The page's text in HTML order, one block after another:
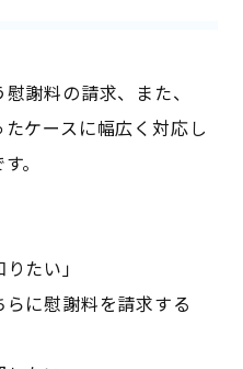
謝料の請求、また、
ケースに幅広く対応し
。
たい」
らに慰謝料を請求する